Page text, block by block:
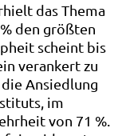
das Thema
den größten
scheint bis
verankert zu
Ansiedlung
im
von 71 %.